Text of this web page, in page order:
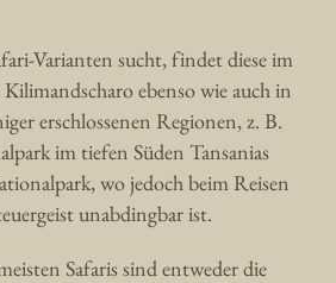
Varianten sucht, findet diese im
ebenso wie auch in
erschlossenen Regionen, z. B.
im tiefen Süden Tansanias
wo jedoch beim Reisen
unabdingbar ist.
Safaris sind entweder die